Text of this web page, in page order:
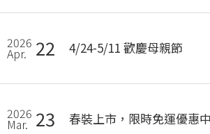
2026
Apr. 22 4/24-5/11 歡慶母親節
2026
Mar. 23 春裝上市，限時免運優惠中